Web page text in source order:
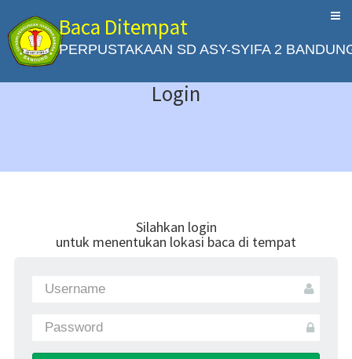
Baca Ditempat
PERPUSTAKAAN SD ASY-SYIFA 2
Login
Silahkan login
untuk menentukan lokasi baca di tempat